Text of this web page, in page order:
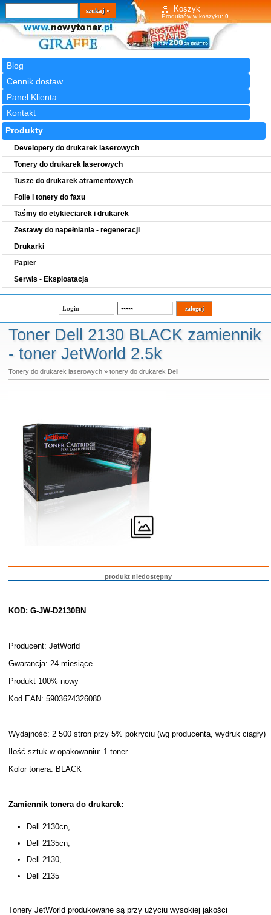
Koszyk
Produktów w koszyku: 0
Blog
Cennik dostaw
Panel Klienta
Kontakt
Wyszukiwarka
szukaj
Produkty
Developery do drukarek laserowych
Tonery do drukarek laserowych
Tusze do drukarek atramentowych
Folie i tonery do faxu
Taśmy do etykieciarek i drukarek
Zestawy do napełniania - regeneracji
Drukarki
Papier
Serwis - Eksploatacja
Toner Dell 2130 BLACK zamiennik
- toner JetWorld 2.5k
Tonery do drukarek laserowych» tonery do drukarek Dell
produkt niedostępny
KOD: G-JW-D2130BN
Producent: JetWorld
Gwarancja: 24 miesiące
Produkt 100% nowy
Kod EAN: 5903624326080
Wydajność: 2 500 stron przy 5% pokryciu (wg producenta, wydruk ciągły)
Ilość sztuk w opakowaniu: 1 toner
Kolor tonera: BLACK
Zamiennik tonera do drukarek:
Dell 2130cn,
Dell 2135cn,
Dell 2130,
Dell 2135
Tonery JetWorld produkowane są przy użyciu wysokiej jakości